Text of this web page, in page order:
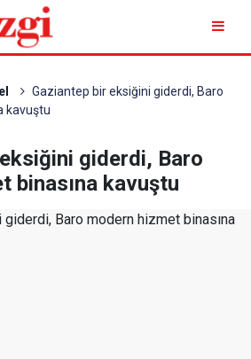
Gaziantep bir eksiğini giderdi, Baro
kavuştu
giderdi, Baro
binasına kavuştu